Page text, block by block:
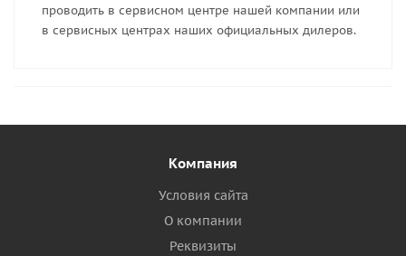
проводить в сервисном центре нашей компании или
в сервисных центрах наших официальных дилеров.
Компания
Условия сайта
О компании
Реквизиты